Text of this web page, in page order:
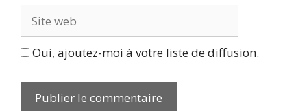
web
Oui, ajoutez-moi à votre liste de diffusion.